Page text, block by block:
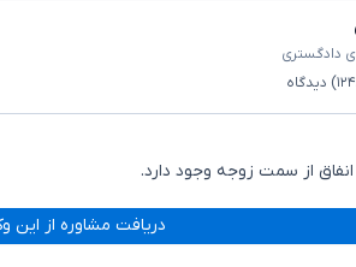
دادگستری
دیدگاه
از سمت زوجه وجود دارد.
دریافت مشاوره از این